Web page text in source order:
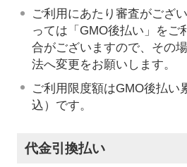
ご利用にあたり審査がござ
っては「GMO後払い」をご
合がございますので、その
法へ変更をお願いします。
ご利用限度額はGMO後払い
込）です。
代金引換払い